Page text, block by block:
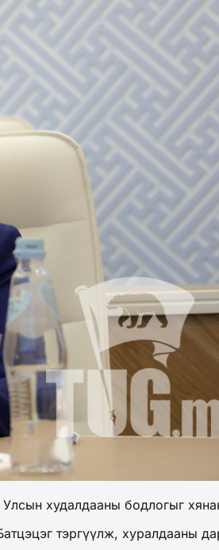
худалдааны бодлогыг
тэргүүлж, хуралдааны